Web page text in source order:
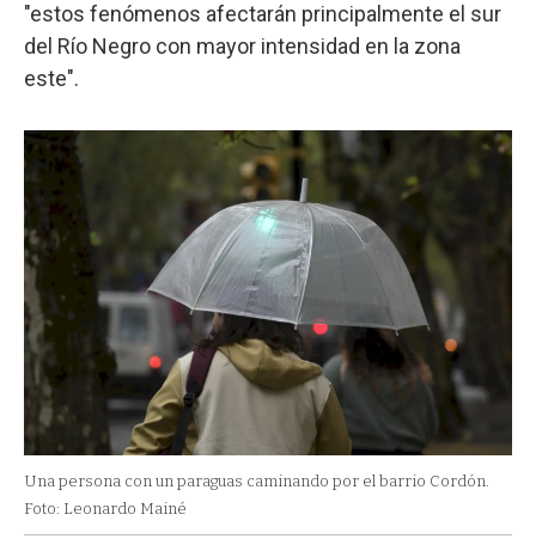
"estos fenómenos afectarán principalmente el sur
del Río Negro con mayor intensidad en la zona
este".
Una persona con un paraguas caminando por el barrio Cordón.
Foto: Leonardo Mainé